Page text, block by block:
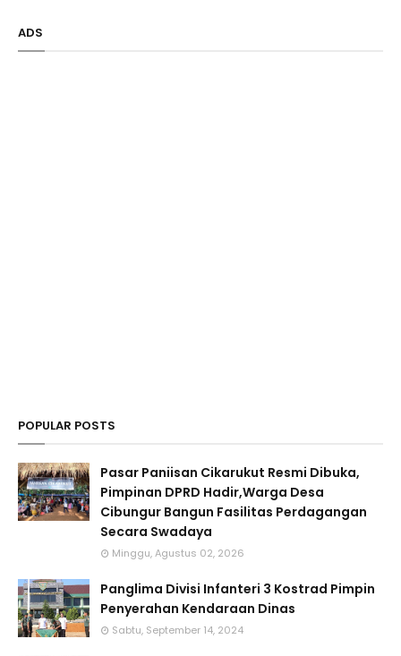
ADS
POPULAR POSTS
Pasar Paniisan Cikarukut Resmi Dibuka,
Pimpinan DPRD Hadir,Warga Desa
Cibungur Bangun Fasilitas Perdagangan
Secara Swadaya
Minggu, Agustus 02, 2026
Panglima Divisi Infanteri 3 Kostrad Pimpin
Penyerahan Kendaraan Dinas
Sabtu, September 14, 2024